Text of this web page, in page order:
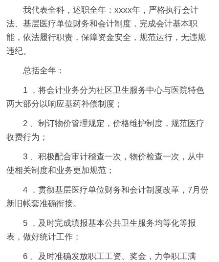
我代表全科，述职全年：xxxx年，严格执行会计
法、基层医疗单位财务和会计制度，完成会计基本职
能，依法履行职责，保障资金安全，规范运行，无违规
违纪。
总括全年：
1 ，将会计业务分为社区卫生服务中心与医院特色
两大部分以响应基药补偿制度；
2 、制订物价管理规定，价格维护制度，规范医疗
收费行为；
3 、积极配合审计稽查一次，物价检查一次，从中
使相关制度和业务更加规范；
4 ，贯彻基层医疗单位财务和会计制度改革，7月份
新旧帐套准确衔接。
5 ，及时完成填报基本公共卫生服务均等化等报
表，做好统计工作；
6 、及时准确发放职工工资、奖金，力争职工满